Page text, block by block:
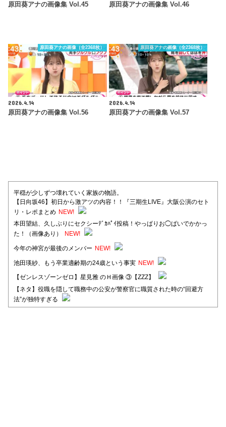
原田葵アナの画像集 Vol.45
原田葵アナの画像集 Vol.46
原田葵アナの画像（全2368枚）
2026.4.14
原田葵アナの画像集 Vol.56
原田葵アナの画像（全2368枚）
2026.4.14
原田葵アナの画像集 Vol.57
平穏が少しずつ壊れていく家族の物語。
【日向坂46】初日から激アツの内容！！『三期生LIVE』大阪公演のセト
リ・レポまとめ NEW!
本田望結、久しぶりにセクシーﾃﾞｶﾊﾟｲ投稿！やっぱりお◯ぱいでかかっ
た！（画像あり）
NEW!
今年の神宮が最後のメンバー NEW!
池田瑛紗、もう卒業適齢期の24歳という事実 NEW!
【ゼンレスゾーンゼロ】星見雅 のＨ画像 ③【ZZZ】
【ネタ】役職を隠して職務中の公安が警察官に職質された時の“回避方
法”が独特すぎる